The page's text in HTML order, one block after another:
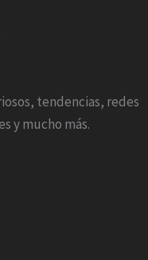
tendencias, redes
y mucho más.